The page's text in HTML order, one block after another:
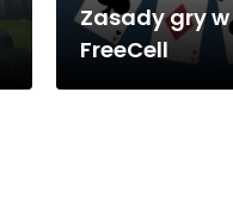
Zasady gry
FreeCell